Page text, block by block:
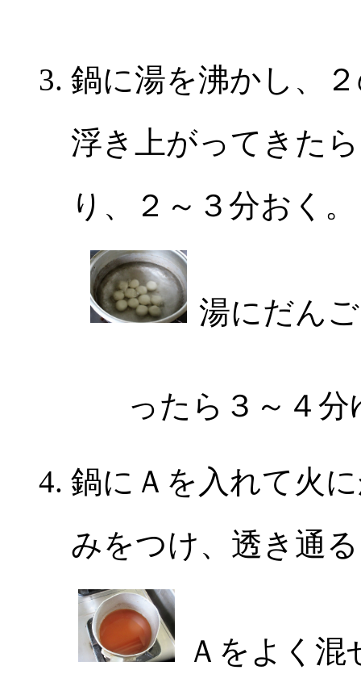
鍋に湯を沸かし、
浮き上がってきた
り、２～３分おく。
湯にだん
ったら３～４
鍋にＡを入れて火
みをつけ、透き通
Ａをよく